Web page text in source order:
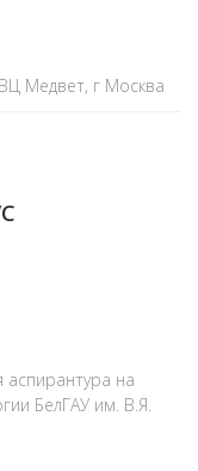
Медвет, г Москва
на
БелГАУ им. В.Я.